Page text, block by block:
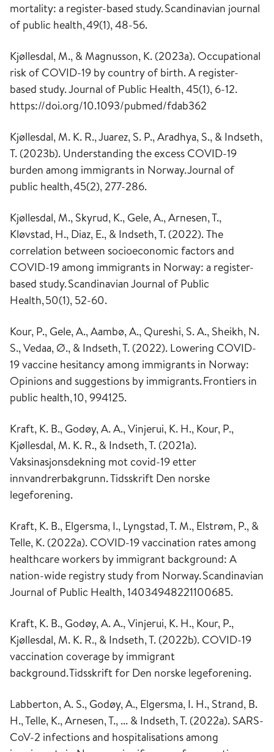
mortality: a register-based study.Scandinavian journal
of public health,49(1), 48-56.
Kjøllesdal, M., & Magnusson, K. (2023a). Occupational
risk of COVID-19 by country of birth. A register-
based study.Journal of Public Health,45(1), 6-12.
https://doi.org/10.1093/pubmed/fdab362
Kjøllesdal, M. K. R., Juarez, S. P., Aradhya, S., & Indseth,
T. (2023b). Understanding the excess COVID-19
burden among immigrants in Norway.Journal of
public health,45(2), 277-286.
Kjøllesdal, M., Skyrud, K., Gele, A., Arnesen, T.,
Kløvstad, H., Diaz, E., & Indseth, T. (2022).The
correlation between socioeconomic factors and
COVID-19 among immigrants in Norway: a register-
based study.Scandinavian Journal of Public
Health,50(1), 52-60.
Kour, P., Gele, A., Aambø, A., Qureshi, S. A., Sheikh, N.
S., Vedaa, Ø., & Indseth, T. (2022). Lowering COVID-
19 vaccine hesitancy among immigrants in Norway:
Opinions and suggestions by immigrants.Frontiers in
public health,10, 994125.
Kraft, K. B., Godøy, A. A., Vinjerui, K. H., Kour, P.,
Kjøllesdal, M. K. R., & Indseth, T. (2021a).
Vaksinasjonsdekning mot covid-19 etter
innvandrerbakgrunn.Tidsskrift Den norske
legeforening.
Kraft, K. B., Elgersma, I., Lyngstad, T. M., Elstrøm, P., &
Telle, K. (2022a). COVID-19 vaccination rates among
healthcare workers by immigrant background: A
nation-wide registry study from Norway.Scandinavian
Journal of Public Health, 14034948221100685.
Kraft, K. B., Godøy, A. A., Vinjerui, K. H., Kour, P.,
Kjøllesdal, M. K. R., & Indseth, T. (2022b). COVID-19
vaccination coverage by immigrant
background.Tidsskrift for Den norske legeforening.
Labberton, A. S., Godøy, A., Elgersma, I. H., Strand, B.
H., Telle, K., Arnesen, T., ... & Indseth, T. (2022a). SARS-
CoV-2 infections and hospitalisations among